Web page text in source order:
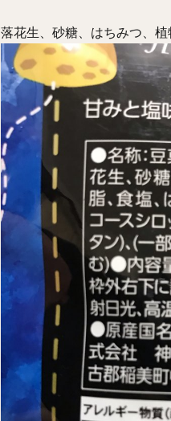
落花生、砂糖、はちみつ、